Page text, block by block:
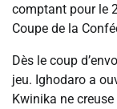
comptant pour le
Coupe de la
Dès le coup
jeu. Ighodaro a
Kwinika ne